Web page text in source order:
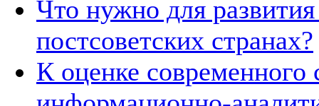
Что нужно для
постсоветских странах?
К оценке современного